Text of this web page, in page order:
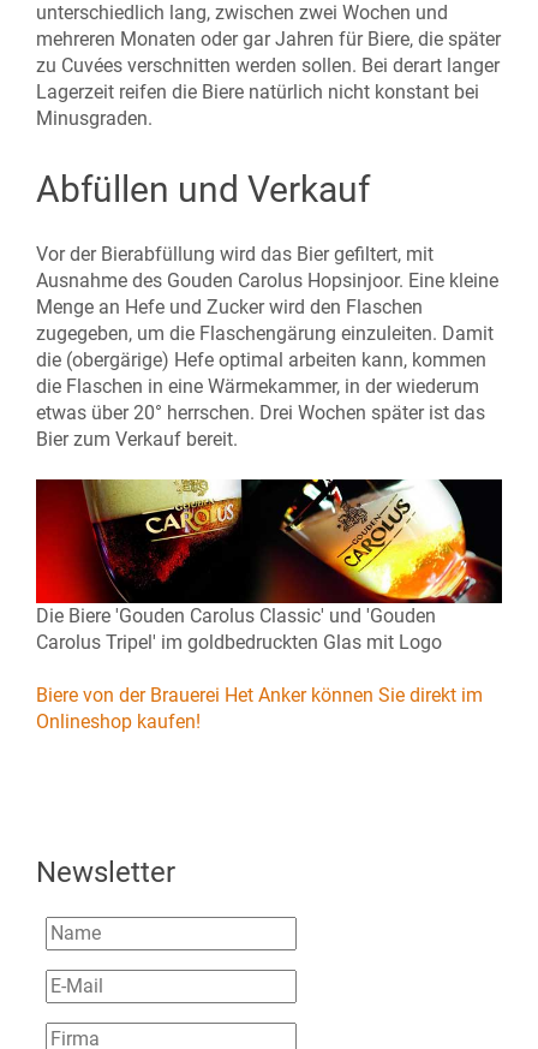
Newsletter
unterschiedlich lang, zwischen zwei Wochen und
mehreren Monaten oder gar Jahren für Biere, die später
zu Cuvées verschnitten werden sollen. Bei derart langer
Lagerzeit reifen die Biere natürlich nicht konstant bei
Minusgraden.
Abfüllen und Verkauf
Vor der Bierabfüllung wird das Bier gefiltert, mit
Ausnahme des Gouden Carolus Hopsinjoor. Eine kleine
Menge an Hefe und Zucker wird den Flaschen
zugegeben, um die Flaschengärung einzuleiten. Damit
die (obergärige) Hefe optimal arbeiten kann, kommen
die Flaschen in eine Wärmekammer, in der wiederum
etwas über 20° herrschen. Drei Wochen später ist das
Bier zum Verkauf bereit.
Die Biere 'Gouden Carolus Classic' und 'Gouden
Carolus Tripel' im goldbedruckten Glas mit Logo
Biere von der Brauerei Het Anker können Sie direkt im
Onlineshop kaufen!